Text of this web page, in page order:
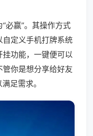
必赢”。其操作方式
定义手机打牌系统
功能，一键便可以
你是想分享给好友
足需求。